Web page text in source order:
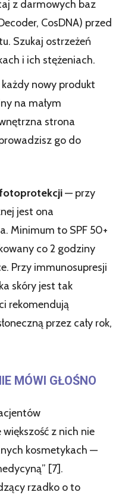
z darmowych baz
CosDNA) przed
Szukaj ostrzeżeń
i ich stężeniach.
nowy produkt
na małym
strona
go do
— przy
jest ona
Minimum to SPF 50+
co 2 godziny
Przy immunosupresji
skóry jest tak
rekomendują
przez cały rok,
MÓWI GŁOŚNO
z nich nie
kosmetykach —
[7].
rzadko o to